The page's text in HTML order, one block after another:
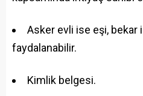
Asker evli ise eşi, bekar
faydalanabilir.
Kimlik belgesi.